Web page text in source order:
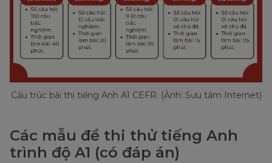
Cấu trúc bài thi tiếng Anh A1 CEFR. (Ảnh: Sưu tầm Internet)
Các mẫu đề thi thử tiếng Anh
trình độ A1 (có đáp án)